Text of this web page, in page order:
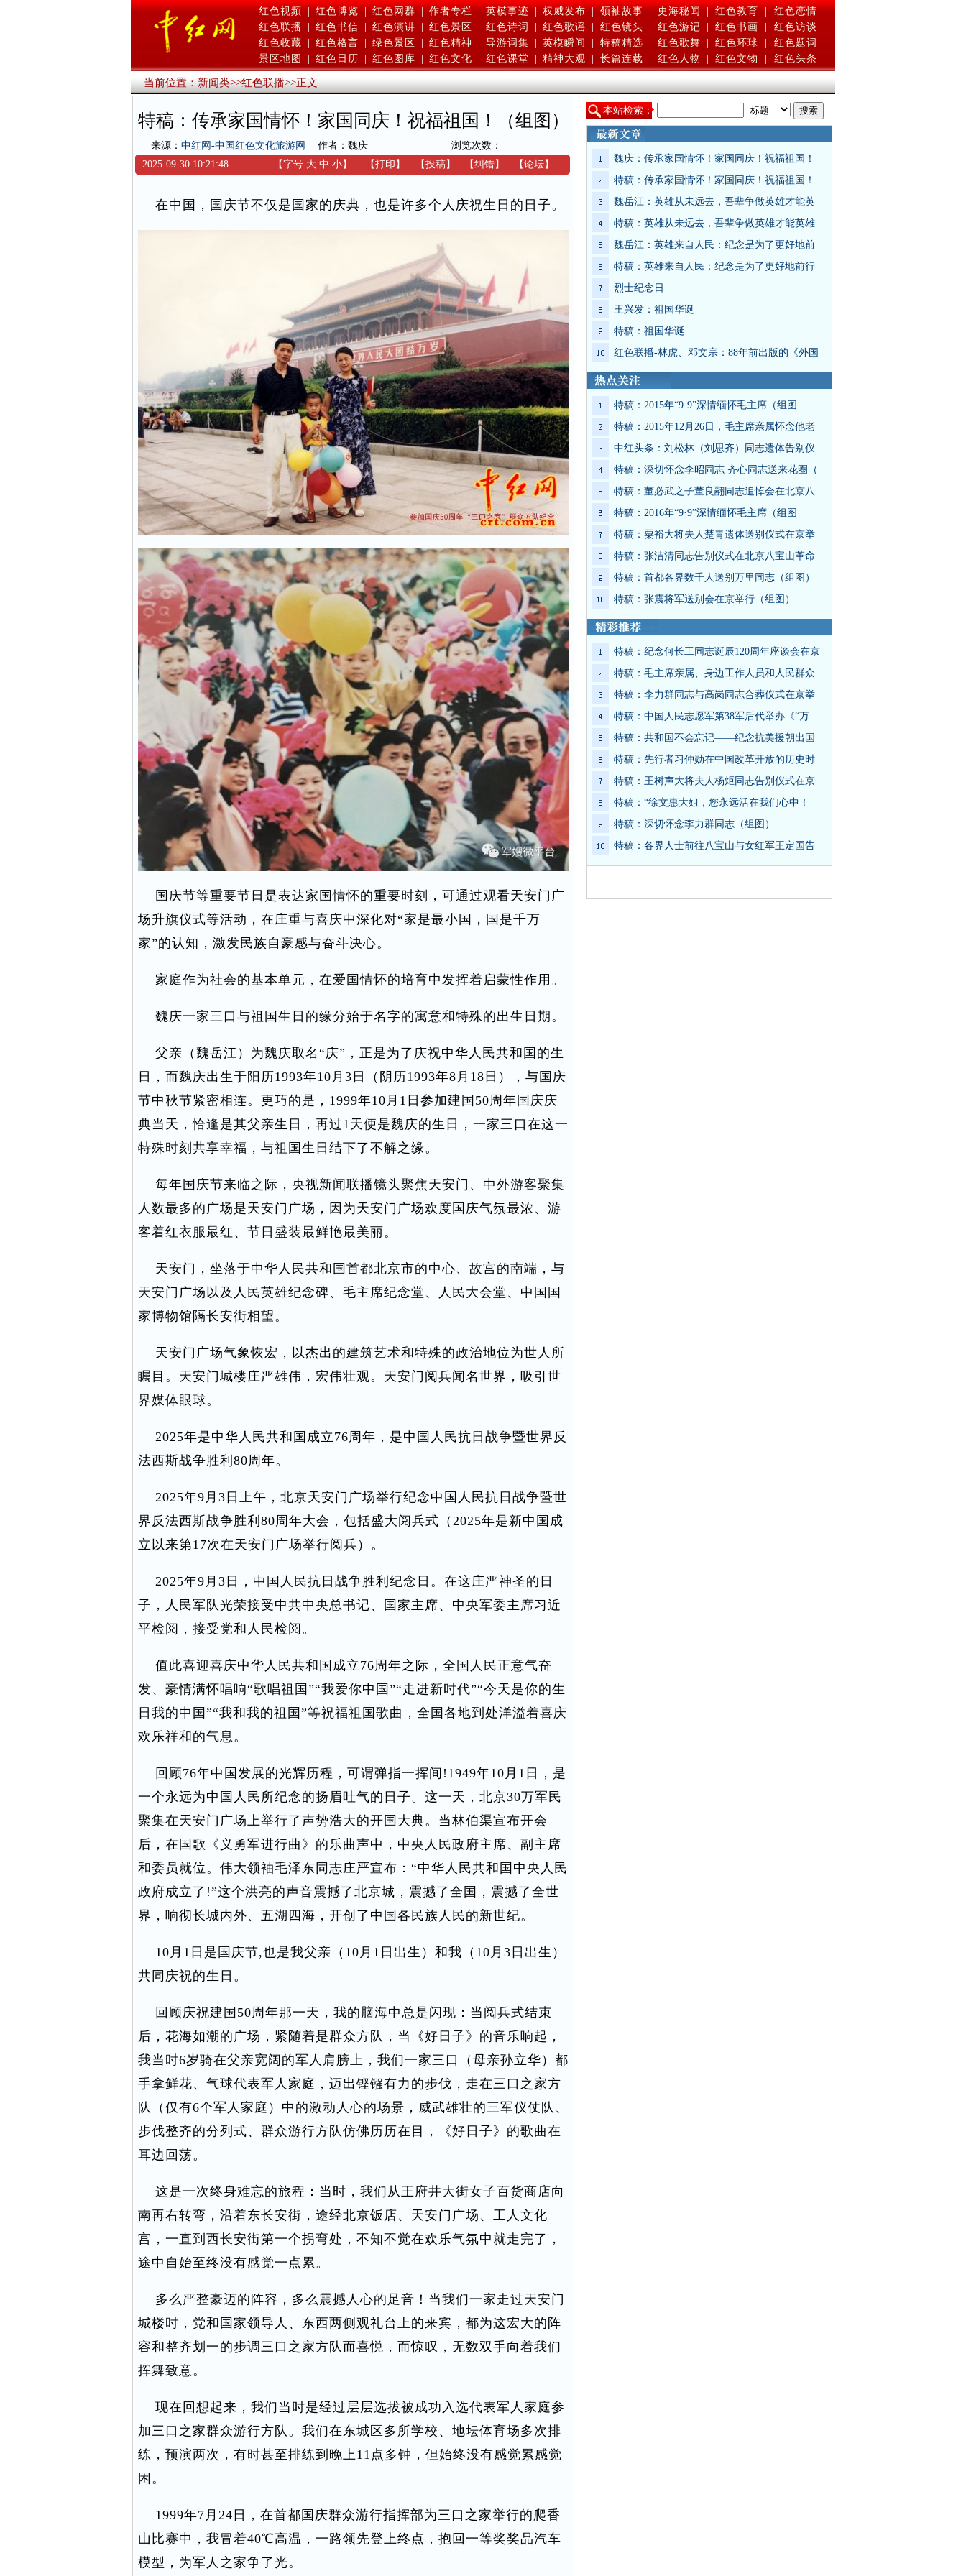
红色视频 | 红色博览 | 红色网群 | 作者专栏 | 英模事迹 | 权威发布 | 领袖故事 | 史海秘闻 | 红色教育 |
红色恋情
红色联播
红色书信 红色演讲 红色景区 红色诗词 红色歌谣 红色镜头 红色游记 红色书画
红色访谈
红色收藏
红色格言 绿色景区 红色精神 导游词集 英模瞬间 特稿精选 红色歌舞 红色环球
红色题词
景区地图
红色日历 红色图库 红色文化 红色课堂 精神大观 长篇连载 红色人物 红色文物 红色头条
当前位置：新闻类>>红色联播>>正文
特稿：传承家国情怀！家国同庆！祝福祖国！（组图）
来源： 中红网-中国红色文化旅游网 作者：魏庆
浏览次数：
2025-09-30 10:21:48
【字号 大 中 小】 【打印 】 【投稿】 【纠错】 【论坛】
在中国，国庆节不仅是国家的庆典，也是许多个人庆祝生日的日子。
国庆节等重要节日是表达家国情怀的重要时刻，可通过观看天安门广
场升旗仪式等活动，在庄重与喜庆中深化对“家是最小国，国是千万
家”的认知，激发民族自豪感与奋斗决心。
家庭作为社会的基本单元，在爱国情怀的培育中发挥着启蒙性作用。
魏庆一家三口与祖国生日的缘分始于名字的寓意和特殊的出生日期。
父亲（魏岳江）为魏庆取名“庆”，正是为了庆祝中华人民共和国的生
日，而魏庆出生于阳历1993年10月3日（阴历1993年8月18日），与国庆
节中秋节紧密相连。更巧的是，1999年10月1日参加建国50周年国庆庆
典当天，恰逢是其父亲生日，再过1天便是魏庆的生日，一家三口在这一
特殊时刻共享幸福，与祖国生日结下了不解之缘。
每年国庆节来临之际，央视新闻联播镜头聚焦天安门、中外游客聚集
人数最多的广场是天安门广场，因为天安门广场欢度国庆气氛最浓、游
客着红衣服最红、节日盛装最鲜艳最美丽。
天安门，坐落于中华人民共和国首都北京市的中心、故宫的南端，与
天安门广场以及人民英雄纪念碑、毛主席纪念堂、人民大会堂、中国国
家博物馆隔长安街相望。
天安门广场气象恢宏，以杰出的建筑艺术和特殊的政治地位为世人所
瞩目。天安门城楼庄严雄伟，宏伟壮观。天安门阅兵闻名世界，吸引世
界媒体眼球。
2025年是中华人民共和国成立76周年，是中国人民抗日战争暨世界反
法西斯战争胜利80周年。
2025年9月3日上午，北京天安门广场举行纪念中国人民抗日战争暨世
界反法西斯战争胜利80周年大会，包括盛大阅兵式（2025年是新中国成
立以来第17次在天安门广场举行阅兵）。
2025年9月3日，中国人民抗日战争胜利纪念日。在这庄严神圣的日
子，人民军队光荣接受中共中央总书记、国家主席、中央军委主席习近
平检阅，接受党和人民检阅。
值此喜迎喜庆中华人民共和国成立76周年之际，全国人民正意气奋
发、豪情满怀唱响“歌唱祖国”“我爱你中国”“走进新时代”“今天是你的生
日我的中国”“我和我的祖国”等祝福祖国歌曲，全国各地到处洋溢着喜庆
欢乐祥和的气息。
回顾76年中国发展的光辉历程，可谓弹指一挥间!1949年10月1日，是
一个永远为中国人民所纪念的扬眉吐气的日子。这一天，北京30万军民
聚集在天安门广场上举行了声势浩大的开国大典。当林伯渠宣布开会
后，在国歌《义勇军进行曲》的乐曲声中，中央人民政府主席、副主席
和委员就位。伟大领袖毛泽东同志庄严宣布：“中华人民共和国中央人民
政府成立了!”这个洪亮的声音震撼了北京城，震撼了全国，震撼了全世
界，响彻长城内外、五湖四海，开创了中国各民族人民的新世纪。
10月1日是国庆节,也是我父亲（10月1日出生）和我（10月3日出生）
共同庆祝的生日。
回顾庆祝建国50周年那一天，我的脑海中总是闪现：当阅兵式结束
后，花海如潮的广场，紧随着是群众方队，当《好日子》的音乐响起，
我当时6岁骑在父亲宽阔的军人肩膀上，我们一家三口（母亲孙立华）都
手拿鲜花、气球代表军人家庭，迈出铿镪有力的步伐，走在三口之家方
队（仅有6个军人家庭）中的激动人心的场景，威武雄壮的三军仪仗队、
步伐整齐的分列式、群众游行方队仿佛历历在目，《好日子》的歌曲在
耳边回荡。
这是一次终身难忘的旅程：当时，我们从王府井大街女子百货商店向
南再右转弯，沿着东长安街，途经北京饭店、天安门广场、工人文化
宫，一直到西长安街第一个拐弯处，不知不觉在欢乐气氛中就走完了，
途中自始至终没有感觉一点累。
多么严整豪迈的阵容，多么震撼人心的足音！当我们一家走过天安门
城楼时，党和国家领导人、东西两侧观礼台上的来宾，都为这宏大的阵
容和整齐划一的步调三口之家方队而喜悦，而惊叹，无数双手向着我们
挥舞致意。
现在回想起来，我们当时是经过层层选拔被成功入选代表军人家庭参
加三口之家群众游行方队。我们在东城区多所学校、地坛体育场多次排
练，预演两次，有时甚至排练到晚上11点多钟，但始终没有感觉累感觉
困。
1999年7月24日，在首都国庆群众游行指挥部为三口之家举行的爬香
山比赛中，我冒着40℃高温，一路领先登上终点，抱回一等奖奖品汽车
模型，为军人之家争了光。
本站检索：
魏庆：传承家国情怀！家国同庆！祝福祖国！
特稿：传承家国情怀！家国同庆！祝福祖国！
魏岳江：英雄从未远去，吾辈争做英雄才能英
特稿：英雄从未远去，吾辈争做英雄才能英雄
魏岳江：英雄来自人民：纪念是为了更好地前
特稿：英雄来自人民：纪念是为了更好地前行
烈士纪念日
王兴发：祖国华诞
特稿：祖国华诞
红色联播-林虎、邓文宗：88年前出版的《外国
特稿：2015年“9·9”深情缅怀毛主席（组图
特稿：2015年12月26日，毛主席亲属怀念他老
中红头条：刘松林（刘思齐）同志遗体告别仪
特稿：深切怀念李昭同志 齐心同志送来花圈（
特稿：董必武之子董良翮同志追悼会在北京八
特稿：2016年“9·9”深情缅怀毛主席（组图
特稿：粟裕大将夫人楚青遗体送别仪式在京举
特稿：张洁清同志告别仪式在北京八宝山革命
特稿：首都各界数千人送别万里同志（组图）
特稿：张震将军送别会在京举行（组图）
特稿：纪念何长工同志诞辰120周年座谈会在京
特稿：毛主席亲属、身边工作人员和人民群众
特稿：李力群同志与高岗同志合葬仪式在京举
特稿：中国人民志愿军第38军后代举办《“万
特稿：共和国不会忘记——纪念抗美援朝出国
特稿：先行者习仲勋在中国改革开放的历史时
特稿：王树声大将夫人杨炬同志告别仪式在京
特稿：“徐文惠大姐，您永远活在我们心中！
特稿：深切怀念李力群同志（组图）
特稿：各界人士前往八宝山与女红军王定国告